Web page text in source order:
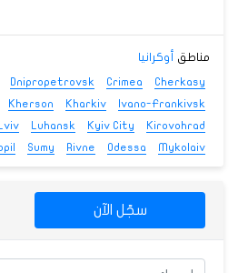
مناطق
أوكرانيا
Cherkasy
Crimea
Dnipropetrovsk
Ivano-Frankivsk
Kharkiv
Kherson
Kirovohrad
Kyiv City
Luhansk
Mykolaiv
Odessa
Rivne
Sumy
سجّل الآن